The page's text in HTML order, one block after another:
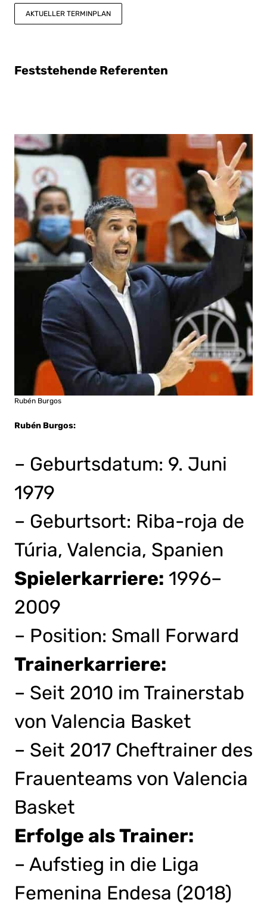
AKTUELLER TERMINPLAN
Feststehende Referenten
Rubén Burgos
Rubén Burgos:
– Geburtsdatum: 9. Juni
1979
– Geburtsort: Riba-roja de
Túria, Valencia, Spanien
Spielerkarriere: 1996–
2009
– Position: Small Forward
Trainerkarriere:
– Seit 2010 im Trainerstab
von Valencia Basket
– Seit 2017 Cheftrainer des
Frauenteams von Valencia
Basket
Erfolge als Trainer:
– Aufstieg in die Liga
Femenina Endesa (2018)